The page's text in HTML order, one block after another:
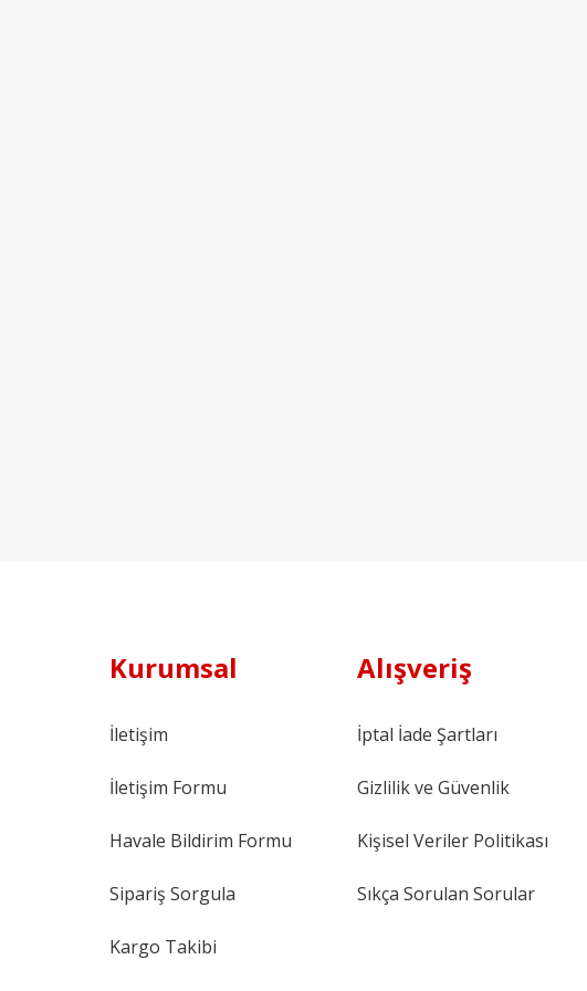
Kurumsal
İletişim
İletişim Formu
Havale Bildirim Formu
Sipariş Sorgula
Kargo Takibi
Alışveriş
İptal İade Şartları
Gizlilik ve Güvenlik
Kişisel Veriler Politikası
Sıkça Sorulan Sorular